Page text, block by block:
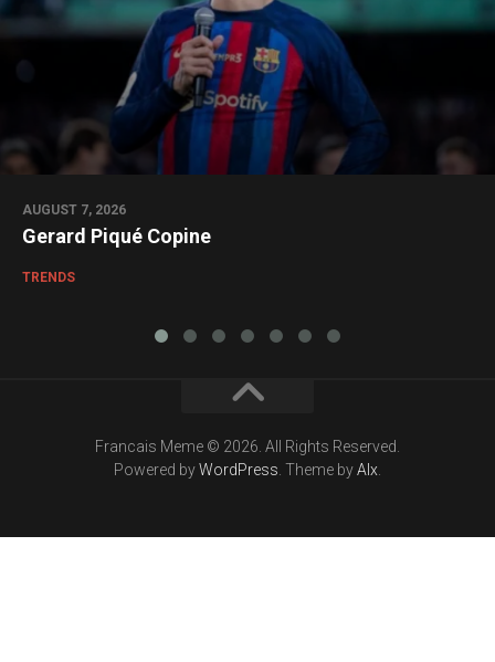
AUGUST 7, 2026
Gerard Piqué Copine
TRENDS
Francais Meme © 2026. All Rights Reserved.
Powered byWordPress . Theme byAlx